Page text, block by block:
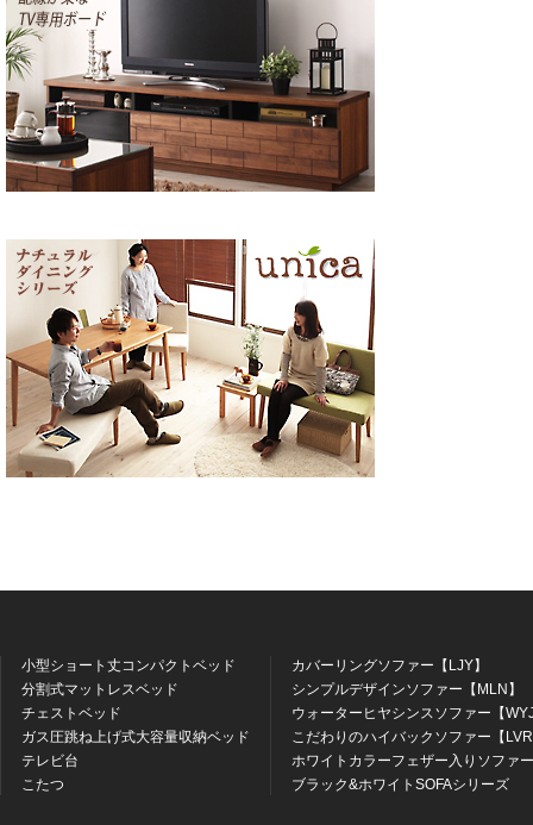
小型ショート丈コンパクトベッド
分割式マットレスベッド
チェストベッド
ガス圧跳ね上げ式大容量収納ベッド
テレビ台
こたつ
カバーリングソファー【LJY】
シンプルデザインソファー【MLN】
ウォーターヒヤシンスソファー【
こだわりのハイバックソファー【
ホワイトカラーフェザー入りソファ
ブラック&ホワイトSOFAシリーズ